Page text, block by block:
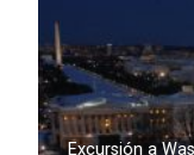
Excursión a